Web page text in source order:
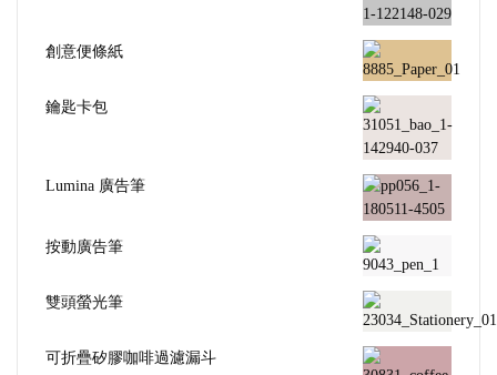
創意便條紙
鑰匙卡包
Lumina 廣告筆
按動廣告筆
雙頭螢光筆
可折疊矽膠咖啡過濾漏斗